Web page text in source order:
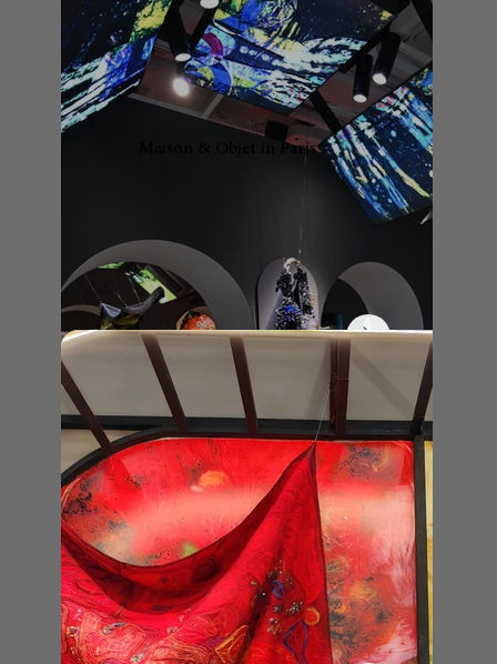
《炫目．任達華》
Maison & Objet in Paris